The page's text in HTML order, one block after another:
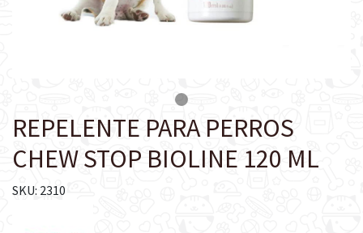
REPELENTE PARA PERROS
CHEW STOP BIOLINE 120 ML
SKU: 2310